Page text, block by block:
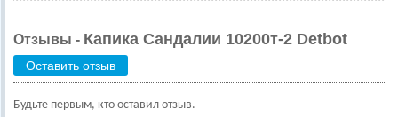
Отзывы - Капика Сандалии 10200т-2 Detbot
Оставить отзыв
Будьте первым, кто оставил отзыв.